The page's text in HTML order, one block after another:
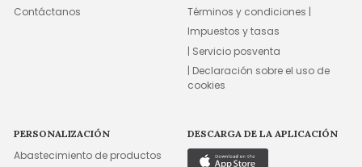
Contáctanos
Términos y condiciones |
Impuestos y tasas
| Servicio posventa
| Declaración sobre el uso de
cookies
PERSONALIZACIÓN
Abastecimiento de productos
DESCARGA DE LA APLICACIÓN